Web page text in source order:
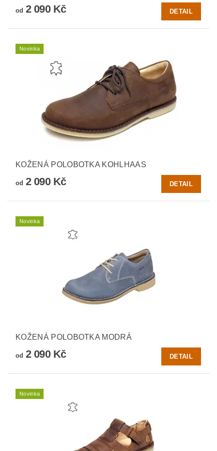
od 2 090 Kč DETAIL
Novinka
KOŽENÁ POLOBOTKA KOHLHAAS
od 2 090 Kč DETAIL
Novinka
KOŽENÁ POLOBOTKA MODRÁ
od 2 090 Kč DETAIL
Novinka